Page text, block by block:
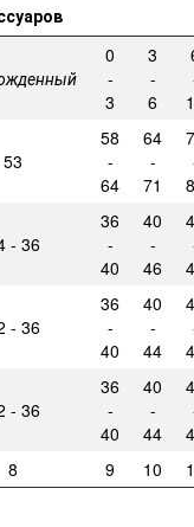
0
-
3
3
-
6
53
58
-
64
64
-
71
- 36
36
-
40
40
-
46
- 36
36
-
40
40
-
44
- 36
36
-
40
40
-
44
8 9 10